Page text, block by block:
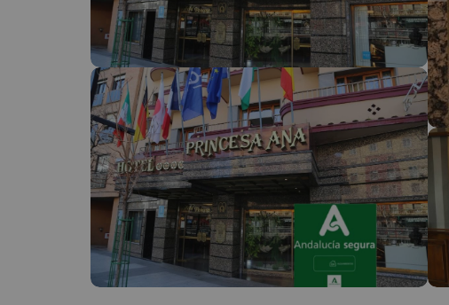
¡Vaya! No hemos encontrado ningún resultado que
¡Vaya! Parece que nuestro buscador ha perdido el